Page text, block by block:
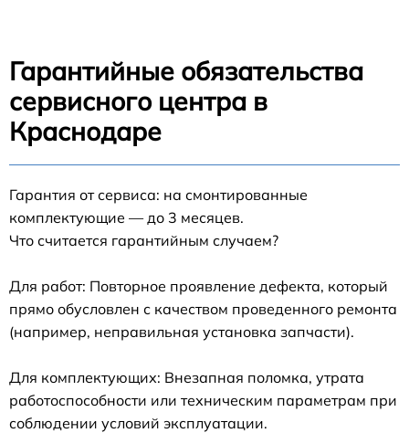
Гарантийные обязательства
сервисного центра в
Краснодаре
Гарантия от сервиса: на смонтированные
комплектующие — до 3 месяцев.
Что считается гарантийным случаем?
Для работ: Повторное проявление дефекта, который
прямо обусловлен с качеством проведенного ремонта
(например, неправильная установка запчасти).
Для комплектующих: Внезапная поломка, утрата
работоспособности или техническим параметрам при
соблюдении условий эксплуатации.